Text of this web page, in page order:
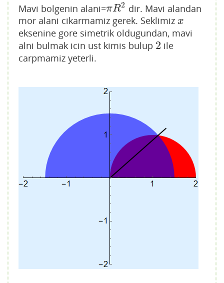
Mavi bolgenin alani=πR2
πR2 dir. Mavi alandan
mor alani cikarmamiz gerek. Seklimiz x
x
eksenine gore simetrik oldugundan, mavi
alni bulmak icin ust kimis bulup 2
2 ile
carpmamiz yeterli.